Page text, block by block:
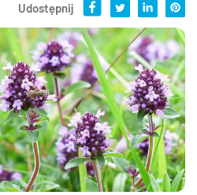
Udostępnij